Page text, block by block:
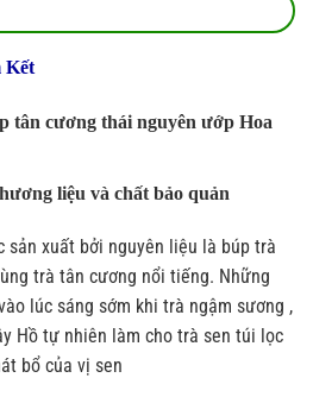
Kết
tân cương thái nguyên ướp Hoa
liệu và chất bảo quản
sản xuất bởi nguyên liệu là búp trà
trà tân cương nổi tiếng. Những
lúc sáng sớm khi trà ngậm sương ,
Hồ tự nhiên làm cho trà sen túi lọc
bổ của vị sen